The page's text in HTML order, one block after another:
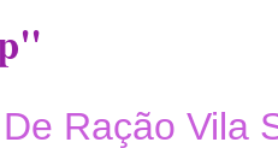
Ração Vila